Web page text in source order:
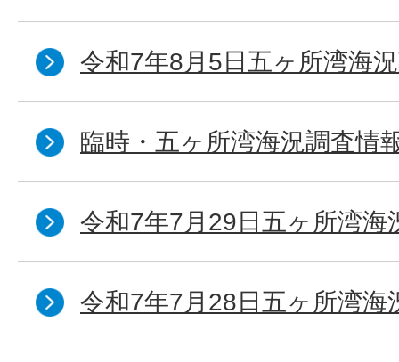
令和7年8月5日五ヶ所湾海
臨時・五ヶ所湾海況調査情
令和7年7月29日五ヶ所湾海
令和7年7月28日五ヶ所湾海